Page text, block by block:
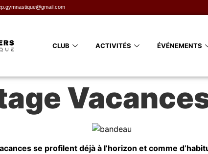
CLUB ACTIVITÉS ÉVÉNEMENTS
se profilent déjà à l’horizon et comme